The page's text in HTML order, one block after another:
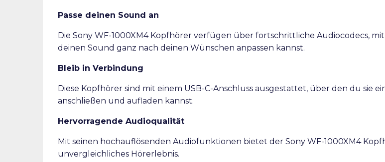
Passe deinen Sound an
Die Sony WF-1000XM4 Kopfhörer verfügen über fortschrittliche Audiocodecs,
deinen Sound ganz nach deinen Wünschen anpassen kannst.
Bleib in Verbindung
Diese Kopfhörer sind mit einem USB-C-Anschluss ausgestattet, über den du sie
anschließen und aufladen kannst.
Hervorragende Audioqualität
Mit seinen hochauflösenden Audiofunktionen bietet der Sony WF-1000XM4
unvergleichliches Hörerlebnis.